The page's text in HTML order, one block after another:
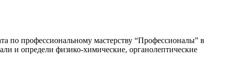
профессиональному мастерству “Профессионалы” в
определи физико-химические, органолептические